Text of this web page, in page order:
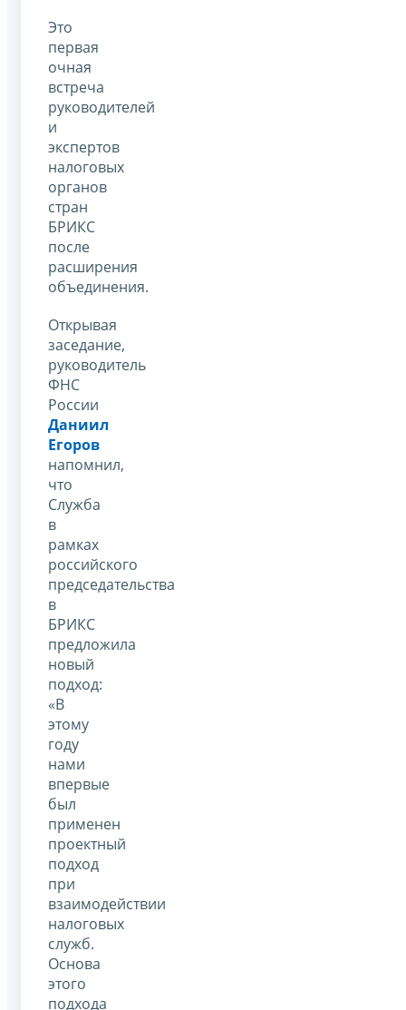
Это
первая
очная
встреча
руководителей
и
экспертов
налоговых
органов
стран
БРИКС
после
расширения
объединения.
Открывая
заседание,
руководитель
ФНС
России
Даниил
Егоров
напомнил,
что
Служба
в
рамках
российского
председательства
в
БРИКС
предложила
новый
подход:
«В
этому
году
нами
впервые
был
применен
проектный
подход
при
взаимодействии
налоговых
служб.
Основа
этого
подхода